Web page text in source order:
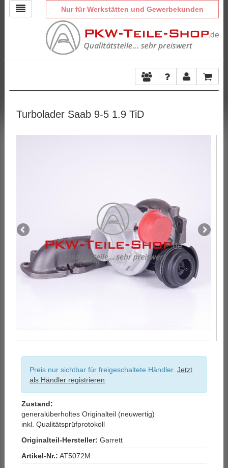
Nur für Werkstätten und Gewerbekunden
Turbolader Saab 9-5 1.9 TiD
Preis nur sichtbar für freigeschaltete Händler. Jetzt
als Händler registrieren
Zustand:
generalüberholtes Originalteil (neuwertig)
inkl. Qualitätsprüfprotokoll
Originalteil-Hersteller: Garrett
Artikel-Nr.: AT5072M